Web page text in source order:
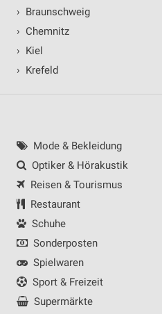
› Braunschweig
› Chemnitz
› Kiel
› Krefeld
Mode & Bekleidung
Optiker & Hörakustik
Reisen & Tourismus
Restaurant
Schuhe
Sonderposten
Spielwaren
Sport & Freizeit
Supermärkte